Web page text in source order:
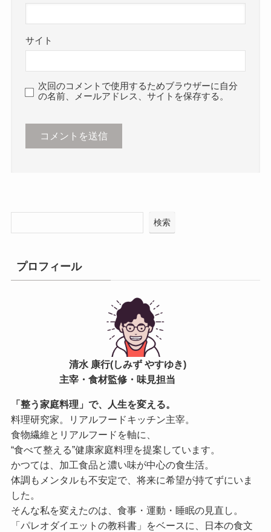
サイト
次回のコメントで使用するためブラウザーに自分
の名前、メールアドレス、サイトを保存する。
検索
プロフィール
清水 康行(しみず やすゆき)
主宰・食材監修・味見担当
「整う家庭料理」で、人生を変える。
料理研究家。リアルフードキッチン主宰。
食物繊維とリアルフードを軸に、
“食べて整える”健康家庭料理を提案しています。
かつては、加工食品と濃い味が中心の食生活。
体調もメンタルも不安定で、将来に希望が持てずにいま
した。
そんな私を変えたのは、食事・運動・睡眠の見直し。
「パレオダイエットの教科書」をベースに、日本の食文